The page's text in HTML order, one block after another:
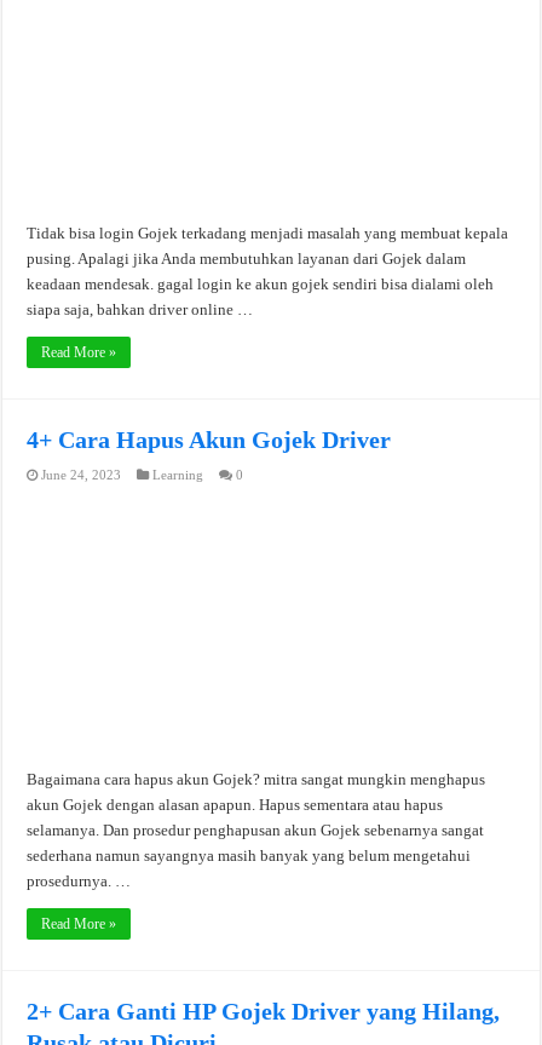
Tidak bisa login Gojek terkadang menjadi masalah yang membuat kepala
pusing. Apalagi jika Anda membutuhkan layanan dari Gojek dalam
keadaan mendesak. gagal login ke akun gojek sendiri bisa dialami oleh
siapa saja, bahkan driver online …
Read More »
4+ Cara Hapus Akun Gojek Driver
June 24, 2023 Learning 0
Bagaimana cara hapus akun Gojek? mitra sangat mungkin menghapus
akun Gojek dengan alasan apapun. Hapus sementara atau hapus
selamanya. Dan prosedur penghapusan akun Gojek sebenarnya sangat
sederhana namun sayangnya masih banyak yang belum mengetahui
prosedurnya. …
Read More »
2+ Cara Ganti HP Gojek Driver yang Hilang,